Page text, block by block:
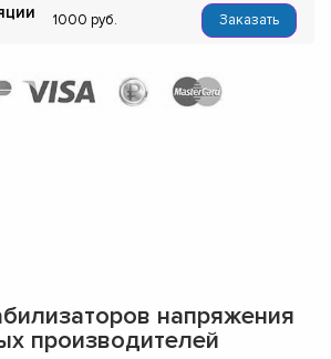
1000 Заказать
напряжения
производителей